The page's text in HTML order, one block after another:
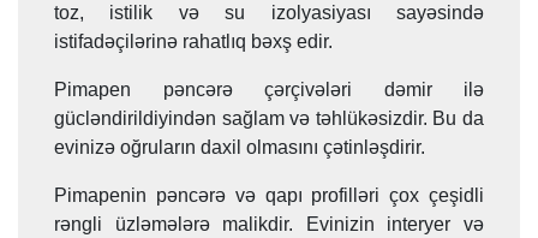
toz, istilik və su izolyasiyası sayəsində
istifadəçilərinə rahatlıq bəxş edir.
Pimapen pəncərə çərçivələri dəmir ilə
gücləndirildiyindən sağlam və təhlükəsizdir. Bu da
evinizə oğruların daxil olmasını çətinləşdirir.
Pimapenin pəncərə və qapı profilləri çox çeşidli
rəngli üzləmələrə malikdir. Evinizin interyer və